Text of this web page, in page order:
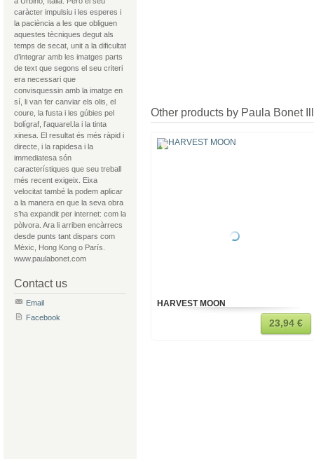
caràcter impulsiu i les esperes i
la paciència a les que obliguen
aquestes tècniques degut als
temps de secat, unit a la dificultat
d’integrar amb les imatges parts
de text que segons el seu criteri
era necessari que
convisquessin amb la imatge en
sí, li van fer canviar els olis, el
coure, la fusta i les gúbies pel
bolígraf, l’aquarel.la i la tinta
xinesa. El resultat és més ràpid i
directe, i la rapidesa i la
immediatesa són
característiques que seu treball
més recent exigeix. Eixa
velocitat també la podem aplicar
a la manera en que la seva obra
s’ha expandit per internet: com la
pòlvora. Ara li arriben encàrrecs
desde punts tant dispars com
Mèxic, Hong Kong o París.
www.paulabonet.com
Contact us
Email
Facebook
Other products by Paula Bonet
HARVEST MOON
23,94 €